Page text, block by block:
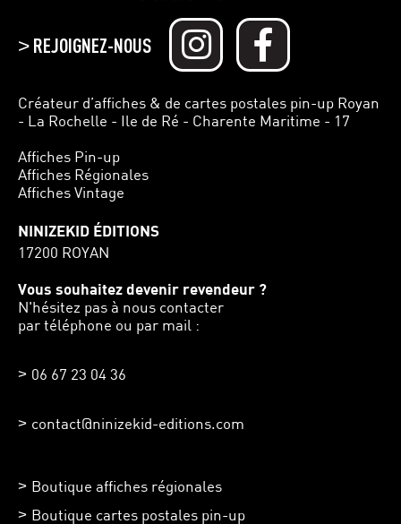
>REJOIGNEZ-NOUS
Créateur d’affiches & de cartes postales pin-up Royan
- La Rochelle - Ile de Ré - Charente Maritime - 17
Affiches Pin-up
Affiches Régionales
Affiches Vintage
NINIZEKID ÉDITIONS
17200 ROYAN
Vous souhaitez devenir revendeur ?
N'hésitez pas à nous contacter
par téléphone ou par mail :
06 67 23 04 36
contact@ninizekid-editions.com
Boutique affiches régionales
Boutique cartes postales pin-up